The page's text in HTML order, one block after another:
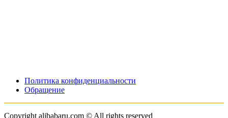
Политика конфиденциальности
Обращение
Copyright alibabaru.com © All rights reserved